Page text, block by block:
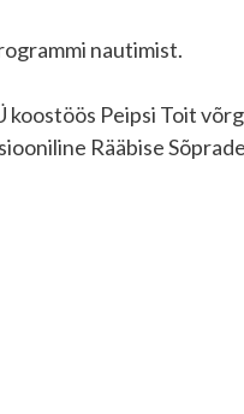
nautimist.
Peipsi Toit
Rääbise